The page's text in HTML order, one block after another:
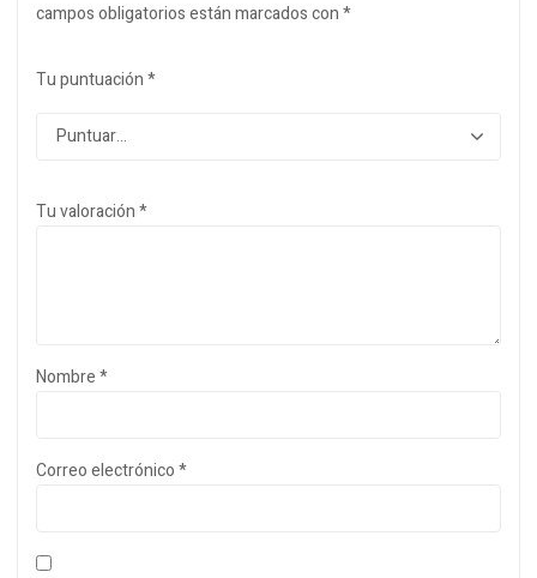
campos obligatorios están marcados con*
Tu puntuación*
Tu valoración*
Nombre*
Correo electrónico*